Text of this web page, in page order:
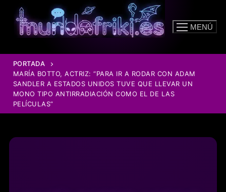
contenido
MENÚ
PORTADA
MARÍA BOTTO, ACTRIZ: “PARA IR A RODAR CON ADAM
SANDLER A ESTADOS UNIDOS TUVE QUE LLEVAR UN
MONO TIPO ANTIRRADIACIÓN COMO EL DE LAS
PELÍCULAS”